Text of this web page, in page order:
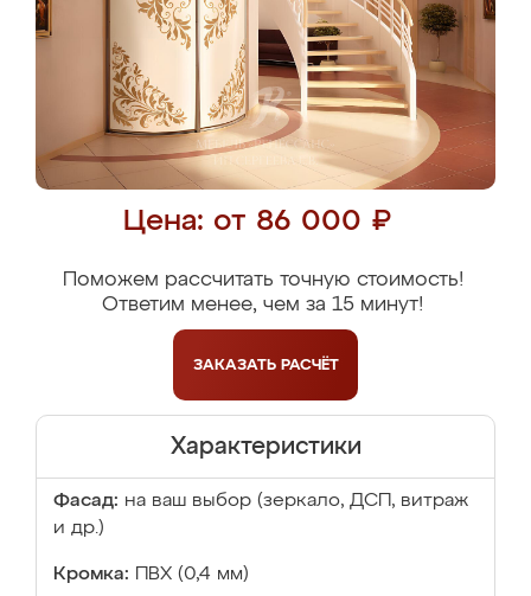
Цена: от 86 000 ₽
Поможем рассчитать точную стоимость!
Ответим менее, чем за 15 минут!
ЗАКАЗАТЬ РАСЧЁТ
Характеристики
Фасад: на ваш выбор (зеркало, ДСП, витраж
и др.)
Кромка: ПВХ (0,4 мм)